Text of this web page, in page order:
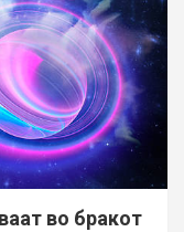
во бракот